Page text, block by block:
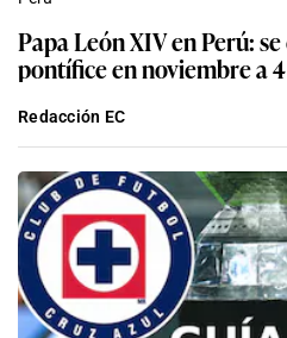
Papa León XIV en Perú:
pontífice en noviembre a
Redacción EC